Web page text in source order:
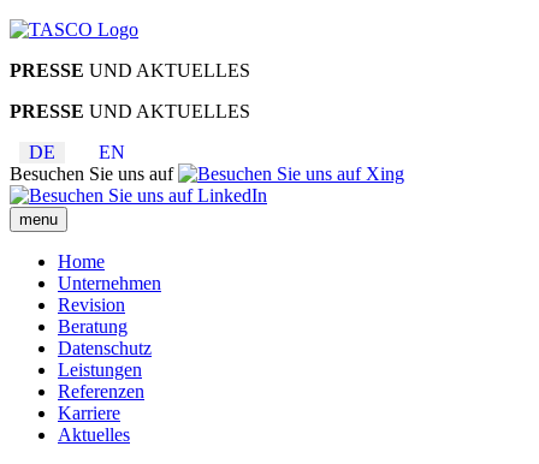
PRESSE UND AKTUELLES
PRESSE UND AKTUELLES
DE
EN
Besuchen Sie uns auf
menu
Home
Unternehmen
Revision
Beratung
Datenschutz
Leistungen
Referenzen
Karriere
Aktuelles